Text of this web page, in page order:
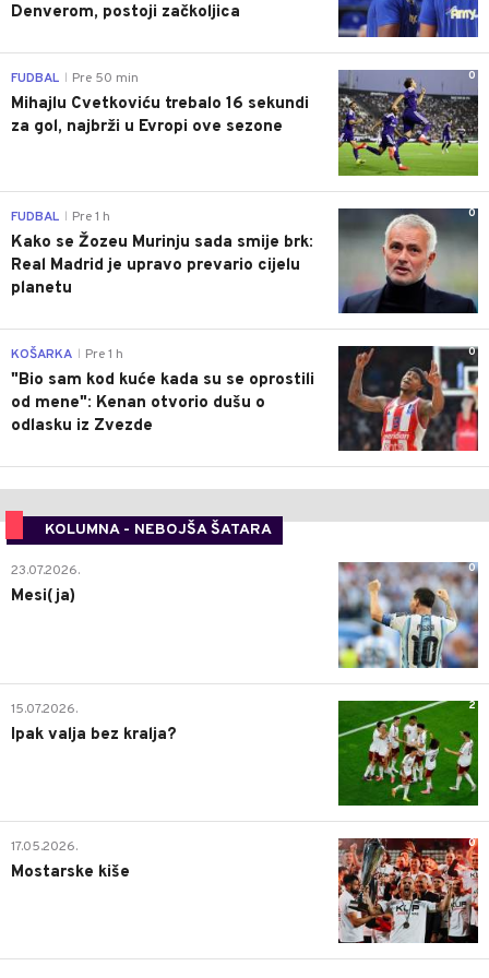
Denverom, postoji začkoljica
0
FUDBAL Pre 50 min
Mihajlu Cvetkoviću trebalo 16 sekundi
za gol, najbrži u Evropi ove sezone
0
FUDBAL Pre 1 h
Kako se Žozeu Murinju sada smije brk:
Real Madrid je upravo prevario cijelu
planetu
0
KOŠARKA Pre 1 h
"Bio sam kod kuće kada su se oprostili
od mene": Kenan otvorio dušu o
odlasku iz Zvezde
KOLUMNA - NEBOJŠA ŠATARA
0
23.07.2026.
Mesi(ja)
2
15.07.2026.
Ipak valja bez kralja?
0
17.05.2026.
Mostarske kiše